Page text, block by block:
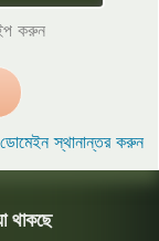
করুন
ডোমেইন স্থানান্তর করুন
থাকছে